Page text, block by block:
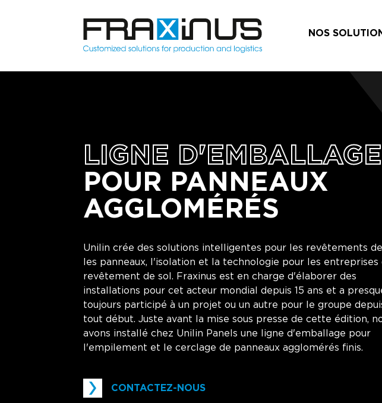
NOS
LIGNE D'EMBALLAGE
POUR PANNEAUX
AGGLOMÉRÉS
Unilin crée des solutions intelligentes pour les revêtements
les panneaux, l'isolation et la technologie pour les entreprises
revêtement de sol. Fraxinus est en charge d'élaborer des
installations pour cet acteur mondial depuis 15 ans et a
toujours participé à un projet ou un autre pour le groupe
tout début. Juste avant la mise sous presse de cette édition,
avons installé chez Unilin Panels une ligne d'emballage pour
l'empilement et le cerclage de panneaux agglomérés finis.
CONTACTEZ-NOUS